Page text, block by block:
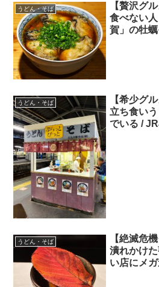
うどん・そば
【贅沢グ
食べない
賀」の牡
うどん・そば
【希少グ
立ち食い
でいる /
うどん・そば
【絶滅危
潰れかけ
い店にメ